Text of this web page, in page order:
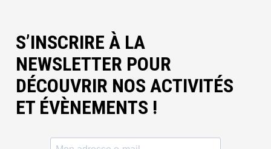
S’INSCRIRE À LA
NEWSLETTER POUR
DÉCOUVRIR NOS ACTIVITÉS
ET ÉVÈNEMENTS !